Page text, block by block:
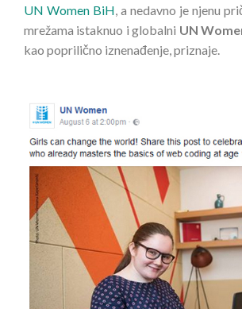
UN Women BiH, a nedavno je njenu
mrežama istaknuo i globalni UN
kao poprilično iznenađenje, priznaje.